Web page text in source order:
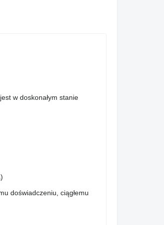
w doskonałym stanie
doświadczeniu, ciągłemu